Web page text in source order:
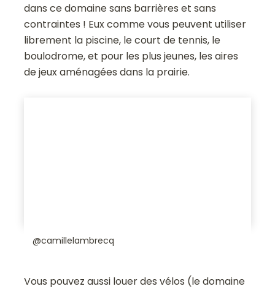
dans ce domaine sans barrières et sans
contraintes ! Eux comme vous peuvent utiliser
librement la piscine, le court de tennis, le
boulodrome, et pour les plus jeunes, les aires
de jeux aménagées dans la prairie.
@camillelambrecq
Vous pouvez aussi louer des vélos (le domaine